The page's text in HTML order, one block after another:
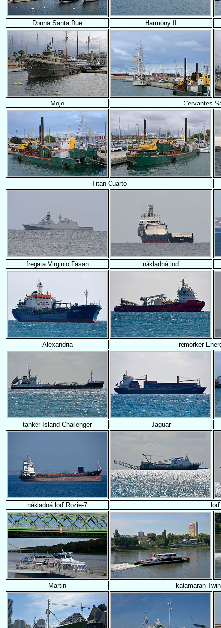
Donna Santa Due Harmony II
Mojo Cervantes
Titan Cuarto
fregata Virginio Fasan nákladná loď
Alexandria remorkér
tanker Island Challenger Jaguar
nákladná loď Rozie-7 loď
Martin katamaran